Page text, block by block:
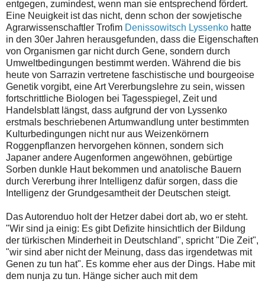
entgegen, zumindest, wenn man sie entsprechend fördert.
Eine Neuigkeit ist das nicht, denn schon der sowjetische
Agrarwissenschaftler Trofim Denissowitsch Lyssenko hatte
in den 30er Jahren herausgefunden, dass die Eigenschaften
von Organismen gar nicht durch Gene, sondern durch
Umweltbedingungen bestimmt werden. Während die bis
heute von Sarrazin vertretene faschistische und bourgeoise
Genetik vorgibt, eine Art Vererbungslehre zu sein, wissen
fortschrittliche Biologen bei Tagesspiegel, Zeit und
Handelsblatt längst, dass aufgrund der von Lyssenko
erstmals beschriebenen Artumwandlung unter bestimmten
Kulturbedingungen nicht nur aus Weizenkörnern
Roggenpflanzen hervorgehen können, sondern sich
Japaner andere Augenformen angewöhnen, gebürtige
Sorben dunkle Haut bekommen und anatolische Bauern
durch Vererbung ihrer Intelligenz dafür sorgen, dass die
Intelligenz der Grundgesamtheit der Deutschen steigt.
Das Autorenduo holt der Hetzer dabei dort ab, wo er steht.
"Wir sind ja einig: Es gibt Defizite hinsichtlich der Bildung
der türkischen Minderheit in Deutschland", spricht "Die Zeit",
"wir sind aber nicht der Meinung, dass das irgendetwas mit
Genen zu tun hat". Es komme eher aus der Dings. Habe mit
dem nunja zu tun. Hänge sicher auch mit dem